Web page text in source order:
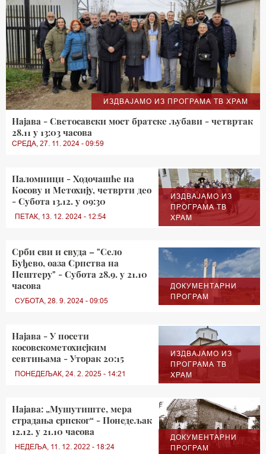
ИЗДВАЈАМО ИЗ ПРОГРАМА ТВ ХРАМ
Најава - Светосавски мост братске љубави - четвртак
28.11 у 13:03 часова
СРЕДА, 27. 11. 2024 - 09:59
ИЗДВАЈАМО ИЗ
ПРОГРАМА ТВ
ХРАМ
Паломници - Ходочашће на
Косову и Метохију, четврти део
- Субота 13.12. у 09:30
ПЕТАК, 13. 12. 2024 - 12:54
ДОКУМЕНТАРНИ
ПРОГРАМ
Срби сви и свуда – "Село
Буђево, оаза Српства на
Пештеру" - Субота 28.9. у 21.10
часова
СУБОТА, 28. 9. 2024 - 09:05
ИЗДВАЈАМО ИЗ
ПРОГРАМА ТВ
ХРАМ
Најава - У посети
косовскометохисјким
севтињама - Уторак 20:15
ПОНЕДЕЉАК, 24. 2. 2025 - 14:21
ДОКУМЕНТАРНИ
ПРОГРАМ
Најава: „Мушутиште, мера
страдања српског“ - Понедељак
12.12. у 21.10 часова
НЕДЕЉА, 11. 12. 2022 - 18:24